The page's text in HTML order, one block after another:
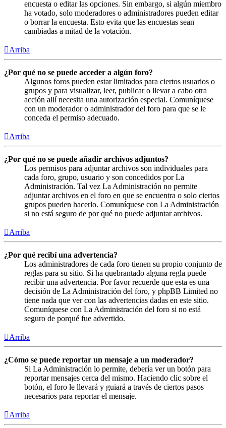
encuesta o editar las opciones. Sin embargo, si algún miembro
ha votado, solo moderadores o administradores pueden editar
o borrar la encuesta. Esto evita que las encuestas sean
cambiadas a mitad de la votación.
Arriba
¿Por qué no se puede acceder a algún foro?
Algunos foros pueden estar limitados para ciertos usuarios o
grupos y para visualizar, leer, publicar o llevar a cabo otra
acción allí necesita una autorización especial. Comuníquese
con un moderador o administrador del foro para que se le
conceda el permiso adecuado.
Arriba
¿Por qué no se puede añadir archivos adjuntos?
Los permisos para adjuntar archivos son individuales para
cada foro, grupo, usuario y son concedidos por La
Administración. Tal vez La Administración no permite
adjuntar archivos en el foro en que se encuentra o solo ciertos
grupos pueden hacerlo. Comuníquese con La Administración
si no está seguro de por qué no puede adjuntar archivos.
Arriba
¿Por qué recibí una advertencia?
Los administradores de cada foro tienen su propio conjunto de
reglas para su sitio. Si ha quebrantado alguna regla puede
recibir una advertencia. Por favor recuerde que esta es una
decisión de La Administración del foro, y phpBB Limited no
tiene nada que ver con las advertencias dadas en este sitio.
Comuníquese con La Administración del foro si no está
seguro de porqué fue advertido.
Arriba
¿Cómo se puede reportar un mensaje a un moderador?
Si La Administración lo permite, debería ver un botón para
reportar mensajes cerca del mismo. Haciendo clic sobre el
botón, el foro le llevará y guiará a través de ciertos pasos
necesarios para reportar el mensaje.
Arriba